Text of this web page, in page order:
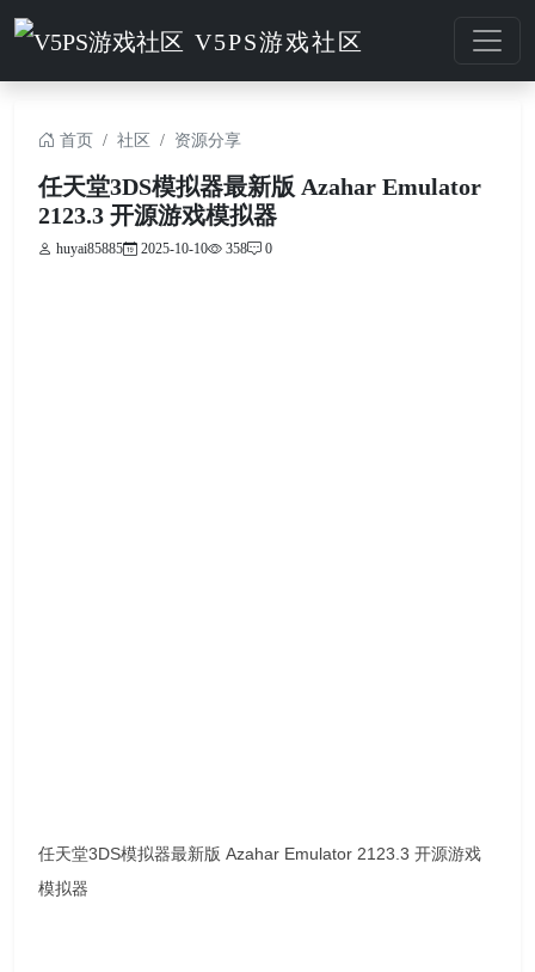
V5PS游戏社区
首页 社区 资源分享
任天堂3DS模拟器最新版 Azahar Emulator
2123.3 开源游戏模拟器
huyai85885 2025-10-10 358 0
任天堂3DS模拟器最新版 Azahar Emulator 2123.3 开源游戏
模拟器